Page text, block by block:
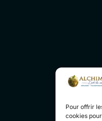
Pour offrir
cookies